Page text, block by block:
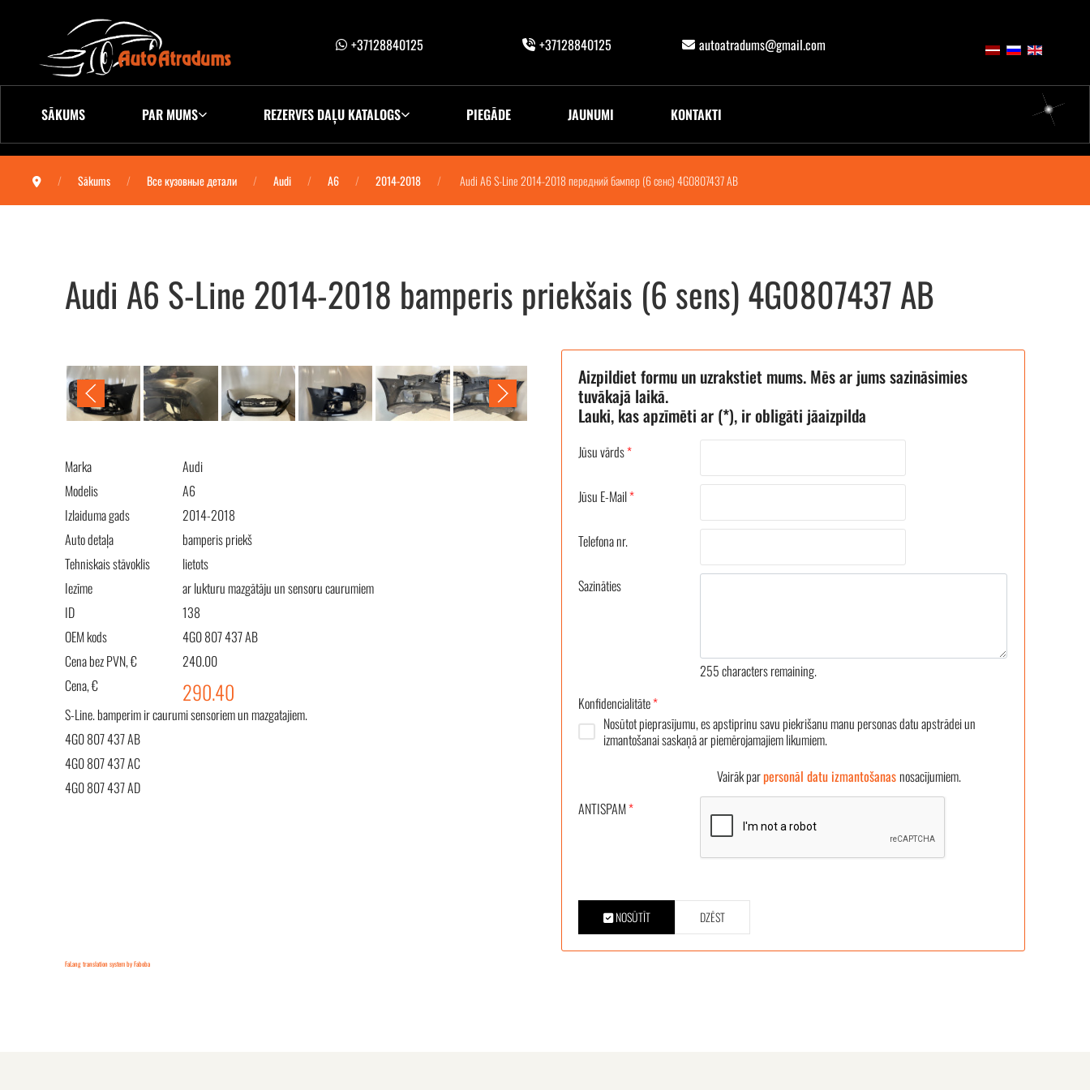
+37128840125 +37128840125 autoatradums@gmail.com
SĀKUMS PAR MUMS REZERVES DAĻU KATALOGS PIEGĀDE JAUNUMI KONTAKTI
Sākums Все кузовные детали Audi A6 2014-2018 Audi A6 S-Line 2014-2018 передний бампер (6 сенс) 4G0807437 AB
Audi A6 S-Line 2014-2018 bamperis priekšais (6 sens) 4G0807437 AB
Marka
Audi
Modelis
A6
Izlaiduma gads
2014-2018
Auto detaļa
bamperis priekš
Tehniskais stāvoklis
lietots
Iezīme
ar lukturu mazgātāju un sensoru caurumiem
ID
138
OEM kods
4G0 807 437 AB
Cena bez PVN, €
240.00
Cena, €
290.40
S-Line. bamperim ir caurumi sensoriem un mazgatajiem.
4G0 807 437 AB
4G0 807 437 AC
4G0 807 437 AD
Aizpildiet formu un uzrakstiet mums. Mēs ar jums sazināsimies
tuvākajā laikā.
Lauki, kas apzīmēti ar (*), ir obligāti jāaizpilda
Jūsu vārds*
Jūsu E-Mail*
Telefona nr.
Sazināties
255characters remaining.
Konfidencialitāte*
Nosūtot pieprasījumu, es apstiprinu savu piekrišanu manu personas datu apstrādei un
izmantošanai saskaņā ar piemērojamajiem likumiem.
Vairāk parpersonāl datu izmantošanasnosacījumiem.
ANTISPAM*
NOSŪTĪT DZĒST
FaLang translation system by Faboba